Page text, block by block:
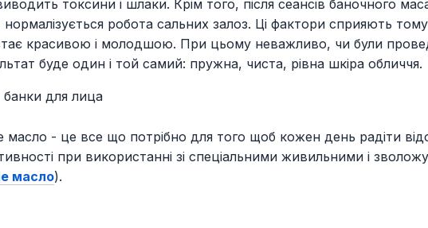
токсини і шлаки. Крім того, після сеансів баночного
робота сальних залоз. Ці фактори сприяють
красивою і молодшою. При цьому неважливо, чи були
буде один і той самий: пружна, чиста, рівна шкіра обличчя.
масло - це все що потрібно для того щоб кожен день радіти
при використанні зі спеціальними живильними і
масло).